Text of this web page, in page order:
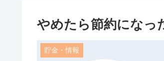
やめたら節約になっ
貯金・情報